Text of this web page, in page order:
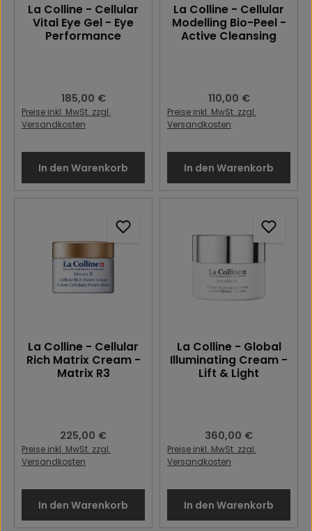
La Colline - Cellular
Vital Eye Gel - Eye
Performance
Regulärer Preis:
185,00 €
Preise inkl. MwSt. zzgl.
Versandkosten
In den Warenkorb
La Colline - Cellular
Modelling Bio-Peel -
Active Cleansing
Regulärer Preis:
110,00 €
Preise inkl. MwSt. zzgl.
Versandkosten
In den Warenkorb
La Colline - Cellular
Rich Matrix Cream -
Matrix R3
Regulärer Preis:
225,00 €
Preise inkl. MwSt. zzgl.
Versandkosten
In den Warenkorb
La Colline - Global
Illuminating Cream -
Lift & Light
Regulärer Preis:
360,00 €
Preise inkl. MwSt. zzgl.
Versandkosten
In den Warenkorb